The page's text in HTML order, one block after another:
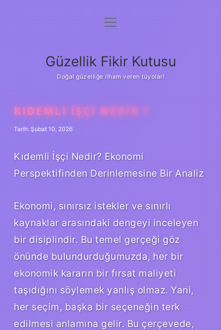
Anasayfa
Yasal Uyarı
menüyü
Güzellik Fikir Kutusu
Doğal güzelliğe ilham veren tüyolar!
KIDEMLI IŞÇI NEDIR ?
Tarih: Şubat 10, 2026
Kıdemli İşçi Nedir? Ekonomi
Perspektifinden Derinlemesine Bir Analiz
Ekonomi, sınırsız istekler ve sınırlı
kaynaklar arasındaki dengeyi inceleyen
bir disiplindir. Bu temel gerçeği göz
önünde bulundurduğumuzda, her bir
ekonomik kararın bir fırsat maliyeti
taşıdığını söylemek yanlış olmaz. Yani,
her seçim, başka bir seçeneğin terk
edilmesi anlamına gelir. Bu çerçevede,